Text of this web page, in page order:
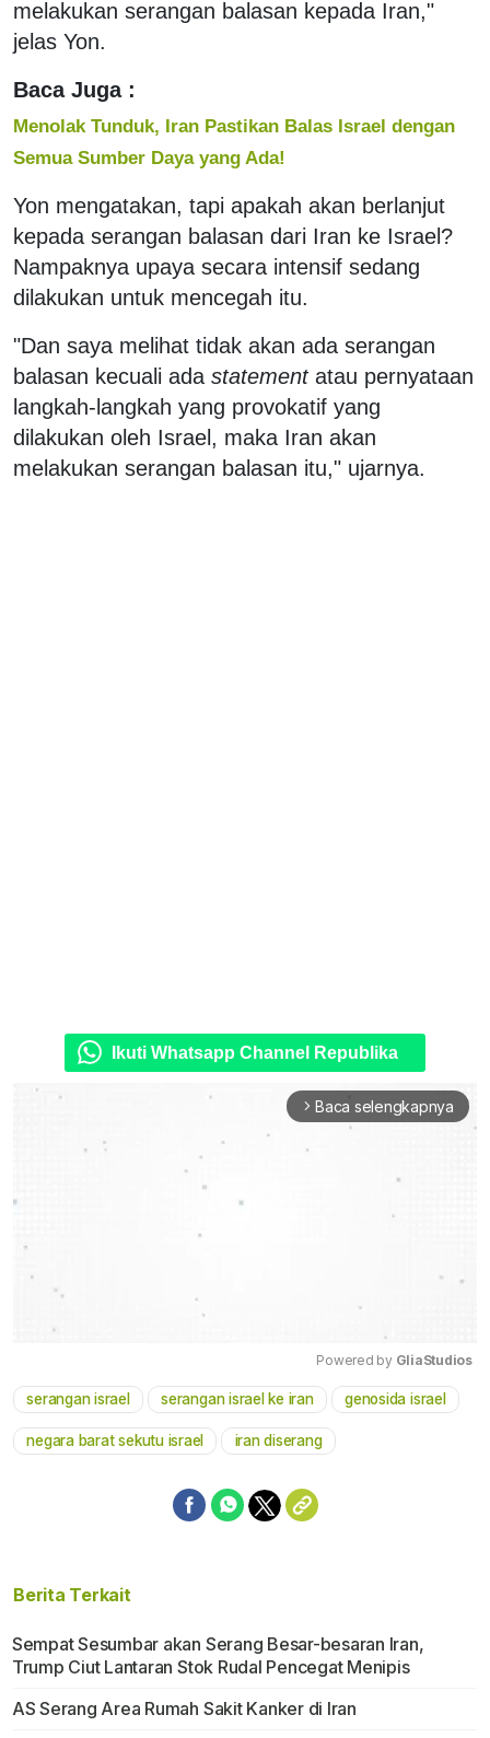
melakukan serangan balasan kepada Iran,"
jelas Yon.
Baca Juga :
Menolak Tunduk, Iran Pastikan Balas Israel dengan
Semua Sumber Daya yang Ada!
Yon mengatakan, tapi apakah akan berlanjut
kepada serangan balasan dari Iran ke Israel?
Nampaknya upaya secara intensif sedang
dilakukan untuk mencegah itu.
"Dan saya melihat tidak akan ada serangan
balasan kecuali ada statementatau pernyataan
langkah-langkah yang provokatif yang
dilakukan oleh Israel, maka Iran akan
melakukan serangan balasan itu," ujarnya.
Ikuti Whatsapp Channel Republika
arrow_forward_ios Baca selengkapnya
Mute
Powered by GliaStudios
serangan israel serangan israel ke iran genosida israel
negara barat sekutu israel iran diserang
Berita Terkait
Sempat Sesumbar akan Serang Besar-besaran Iran,
Trump Ciut Lantaran Stok Rudal Pencegat Menipis
AS Serang Area Rumah Sakit Kanker di Iran